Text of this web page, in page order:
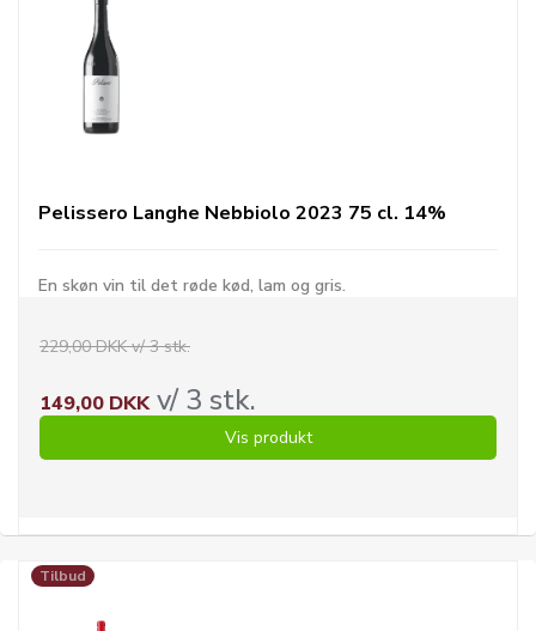
Pelissero Langhe Nebbiolo 2023 75 cl. 14%
En skøn vin til det røde kød, lam og gris.
229,00 DKK v/ 3 stk.
149,00 DKKv/ 3 stk.
Vis produkt
Tilbud